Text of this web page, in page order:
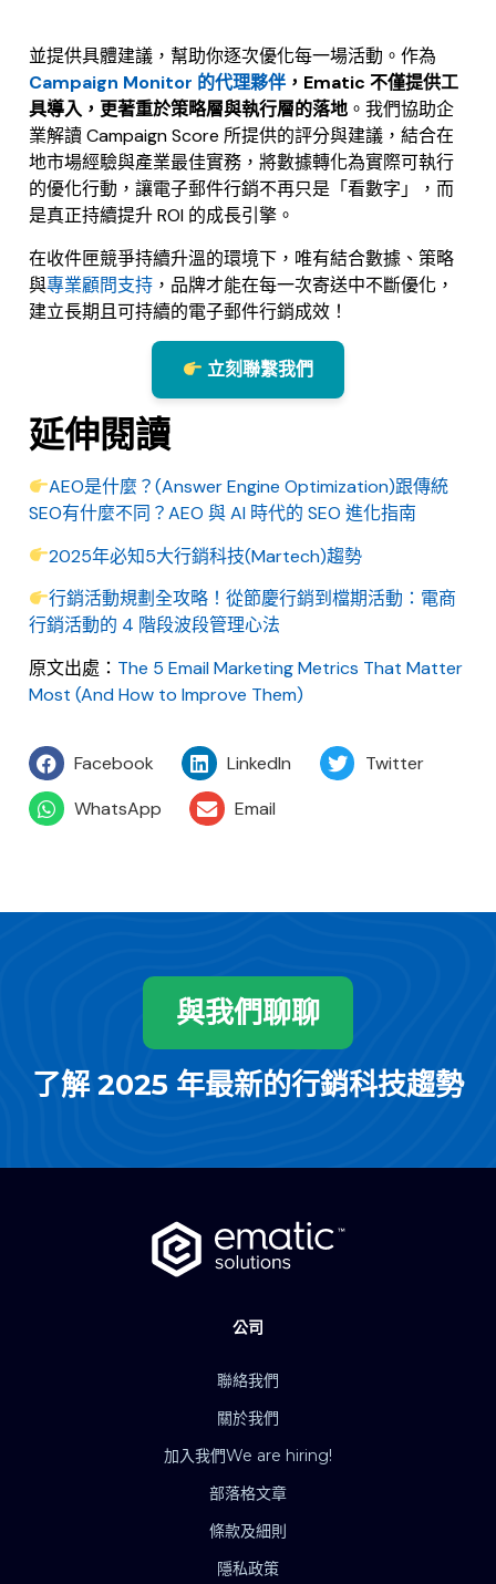
並提供具體建議，幫助你逐次優化每一場活動。作為
Campaign Monitor 的代理夥伴 ，Ematic 不僅提供工
具導入，更著重於策略層與執行層的落地 。我們協助企
業解讀 Campaign Score 所提供的評分與建議，結合在
地市場經驗與產業最佳實務，將數據轉化為實際可執行
的優化行動，讓電子郵件行銷不再只是「看數字」，而
是真正持續提升 ROI 的成長引擎。
在收件匣競爭持續升溫的環境下，唯有結合數據、策略
與專業顧問支持 ，品牌才能在每一次寄送中不斷優化，
建立長期且可持續的電子郵件行銷成效！
立刻聯繫我們
延伸閱讀
AEO是什麼？(Answer Engine Optimization)跟傳統
SEO有什麼不同？AEO 與 AI 時代的 SEO 進化指南
2025年必知5大行銷科技(Martech)趨勢
行銷活動規劃全攻略！從節慶行銷到檔期活動：電商
行銷活動的 4 階段波段管理心法
原文出處： The 5 Email Marketing Metrics That Matter
Most (And How to Improve Them)
Facebook LinkedIn
Twitter
WhatsApp
Email
與我們聊聊
了解 2025 年最新的行銷科技趨勢
公司
聯絡我們
關於我們
加入我們We are hiring!
部落格文章
條款及細則
隱私政策